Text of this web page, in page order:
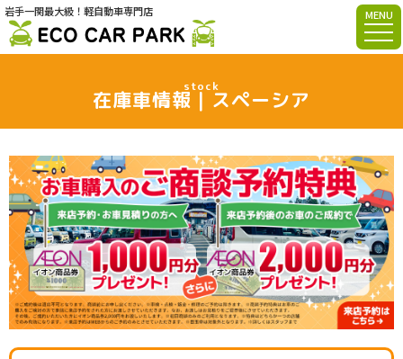
岩手一関最大級！軽自動車専門店 MENU
stock
在庫車情報｜スペーシア